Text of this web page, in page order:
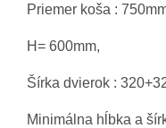
Priemer koša :
H= 600mm,
Šírka dvierok :
Minimálna hĺbka a